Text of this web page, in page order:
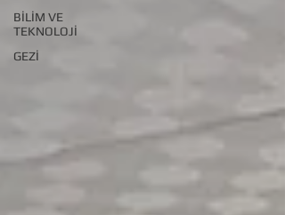
BİLİM VE
TEKNOLOJİ
GEZİ